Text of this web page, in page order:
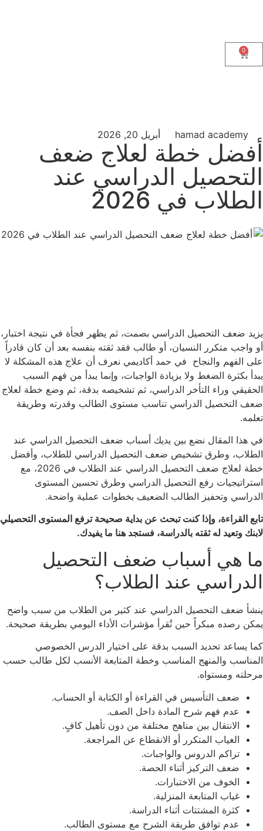
0
hamad academy أبريل 20, 2026
أفضل خطة لعلاج ضعف
التحصيل الدراسي عند
الطلاب في 2026
يزيد ضعف التحصيل الدراسي بصمت، ثم يظهر فجأة في نتيجة اختبار،
أو واجب متكرر النسيان، أو طالب فقد ثقته بنفسه بعد أن كان قادراً
على الفهم والنجاح في حمد أكاديمي نعرف أن علاج هذه المشكلة لا
يبدأ بكثرة الضغط ولا بزيادة الواجبات، وإنما يبدأ من فهم السبب
الحقيقي وراء التأخر الدراسي، ثم تشخيصه بدقة، ثم وضع خطة لعلاج
ضعف التحصيل الدراسي تناسب مستوى الطالب وقدرته وطريقة
تعلمه.
في هذا المقال نضع بين يديك أسباب ضعف التحصيل الدراسي عند
الطلاب، وطرق تشخيص ضعف التحصيل الدراسي للطلاب، وأفضل
خطة لعلاج ضعف التحصيل الدراسي عند الطلاب في 2026، مع
استراتيجيات رفع التحصيل الدراسي وطرق تحسين المستوى
الدراسي وتحفيز الطالب الضعيف بخطوات عملية واضحة.
تابع القراءة، وإذا كنت تبحث عن بداية صحيحة ترفع المستوى التحصيلي
لابنك وتعيد له ثقته بالدراسة، فستجد هنا ما يفيدك.
ما هي أسباب ضعف التحصيل
الدراسي عند الطلاب؟
ينشأ ضعف التحصيل الدراسي عند كثير من الطلاب من سبب واضح
يمكن رصده مبكراً حين تُقرأ مؤشرات الأداء اليومي بطريقة صحيحة.
كما يساعد تحديد السبب بدقة على اختيار الدرس الخصوصي
المناسب والمنهج المناسب وخطة المتابعة الأنسب لكل طالب حسب
مرحلته ومستواه.
ضعف التأسيس في القراءة أو الكتابة أو الحساب.
عدم فهم شرح المادة داخل الصف.
الانتقال بين مناهج مختلفة من دون تأهيل كافٍ.
الغياب المتكرر أو الانقطاع عن المراجعة.
تراكم الدروس والواجبات.
ضعف التركيز أثناء الحصة.
الخوف من الاختبارات.
غياب المتابعة المنزلية.
كثرة المشتتات أثناء الدراسة.
عدم توافق طريقة الشرح مع مستوى الطالب.